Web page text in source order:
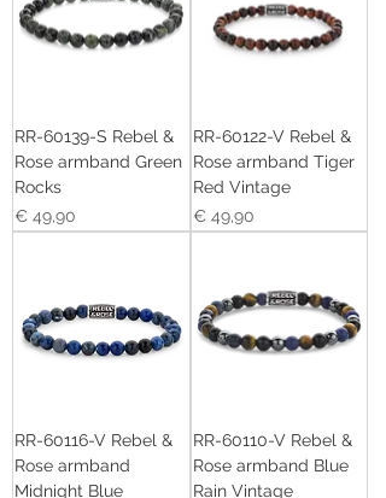
RR-60139-S Rebel &
Rose armband Green
Rocks
Prijs
€ 49,90
RR-60122-V Rebel &
Rose armband Tiger
Red Vintage
Prijs
€ 49,90
RR-60116-V Rebel &
Rose armband
Midnight Blue
RR-60110-V Rebel &
Rose armband Blue
Rain Vintage